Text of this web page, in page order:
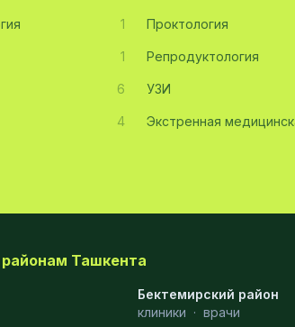
1 Проктология
1 Репродуктология
6 УЗИ
4 Экстренная
районам Ташкента
Бектемирский район
клиники · врачи